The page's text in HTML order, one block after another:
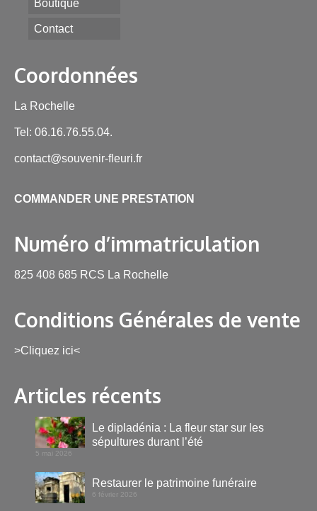
Boutique
Contact
Coordonnées
La Rochelle
Tel: 06.16.76.55.04.
contact@souvenir-fleuri.fr
COMMANDER UNE PRESTATION
Numéro d’immatriculation
825 408 685 RCS La Rochelle
Conditions Générales de vente
>Cliquez ici<
Articles récents
Le dipladénia : La fleur star sur les
sépultures durant l’été
5 mai 2026
Restaurer le patrimoine funéraire
6 février 2026